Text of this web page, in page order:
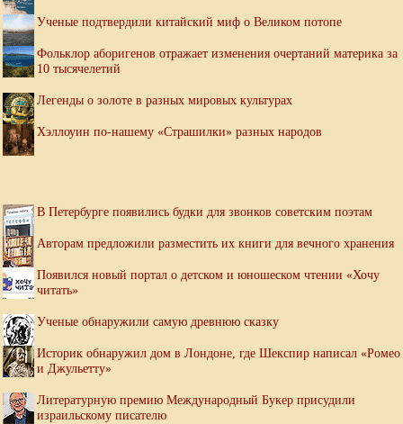
Ученые подтвердили китайский миф о Великом потопе
Фольклор аборигенов отражает изменения очертаний материка за
10 тысячелетий
Легенды о золоте в разных мировых культурах
Хэллоуин по-нашему «Страшилки» разных народов
В Петербурге появились будки для звонков советским поэтам
Авторам предложили разместить их книги для вечного хранения
Появился новый портал о детском и юношеском чтении «Хочу
читать»
Ученые обнаружили самую древнюю сказку
Историк обнаружил дом в Лондоне, где Шекспир написал «Ромео
и Джульетту»
Литературную премию Международный Букер присудили
израильскому писателю